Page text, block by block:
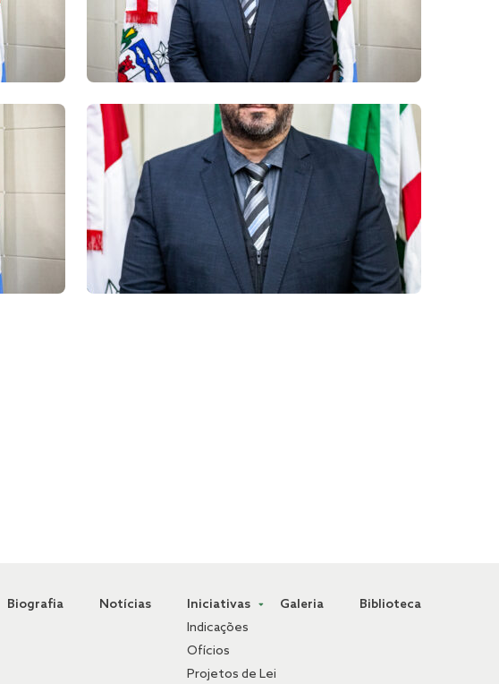
Biografia Notícias
Iniciativas
Indicações
Ofícios
Projetos de Lei
Galeria Biblioteca